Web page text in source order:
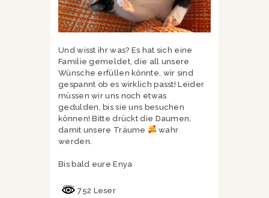
Und wisst ihr was? Es hat sich eine
Familie gemeldet, die all unsere
Wünsche erfüllen könnte, wir sind
gespannt ob es wirklich passt! Leider
müssen wir uns noch etwas
gedulden, bis sie uns besuchen
können! Bitte drückt die Daumen,
damit unsere Träume
wahr
werden.
Bis bald eure Enya
752 Leser